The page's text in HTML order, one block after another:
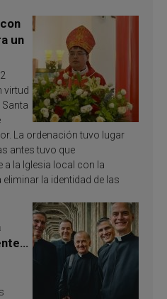
un
virtud
Santa
La ordenación tuvo lugar
antes tuvo que
la Iglesia local con la
la identidad de las